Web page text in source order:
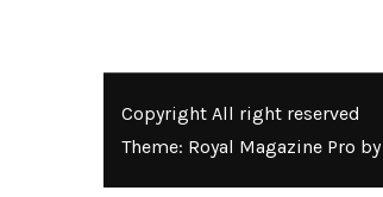
Copyright All right reserved
Theme: Royal Magazine Pro by